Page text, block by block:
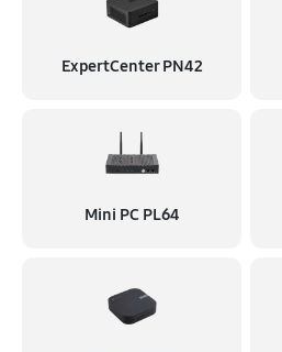
ExpertCenter PN42
Mini PC PL64